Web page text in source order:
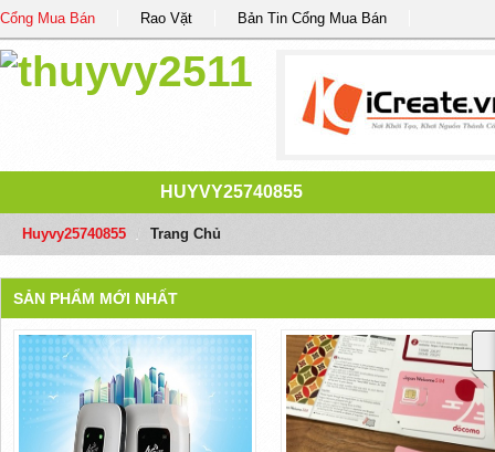
Cổng Mua Bán Rao Vặt Bản Tin Cổng Mua Bán
HUYVY25740855
Huyvy25740855 Trang Chủ
SẢN PHẨM MỚI NHẤT